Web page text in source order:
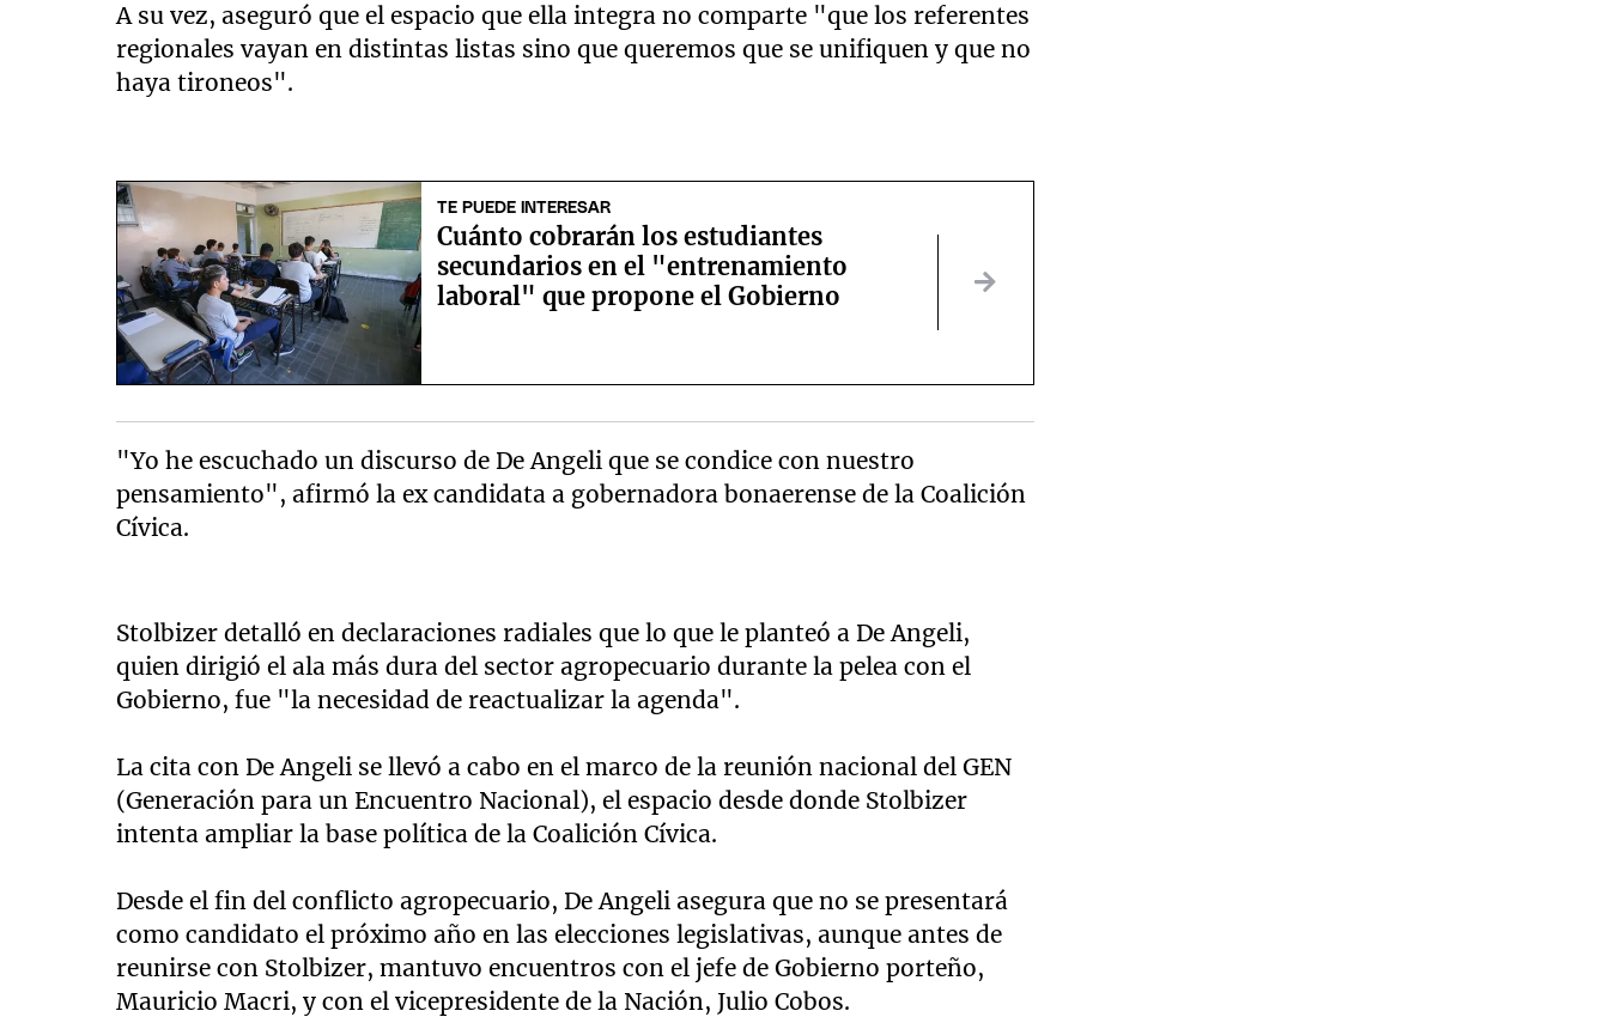
A su vez, aseguró que el espacio que ella integra no comparte "que los referentes
regionales vayan en distintas listas sino que queremos que se unifiquen y que no
haya tironeos".
TE PUEDE INTERESAR
Cuánto cobrarán los estudiantes
secundarios en el "entrenamiento
laboral" que propone el Gobierno
"Yo he escuchado un discurso de De Angeli que se condice con nuestro
pensamiento", afirmó la ex candidata a gobernadora bonaerense de la Coalición
Cívica.
Stolbizer detalló en declaraciones radiales que lo que le planteó a De Angeli,
quien dirigió el ala más dura del sector agropecuario durante la pelea con el
Gobierno, fue "la necesidad de reactualizar la agenda".
La cita con De Angeli se llevó a cabo en el marco de la reunión nacional del GEN
(Generación para un Encuentro Nacional), el espacio desde donde Stolbizer
intenta ampliar la base política de la Coalición Cívica.
Desde el fin del conflicto agropecuario, De Angeli asegura que no se presentará
como candidato el próximo año en las elecciones legislativas, aunque antes de
reunirse con Stolbizer, mantuvo encuentros con el jefe de Gobierno porteño,
Mauricio Macri, y con el vicepresidente de la Nación, Julio Cobos.